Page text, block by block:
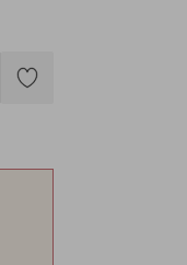
Toevoegen